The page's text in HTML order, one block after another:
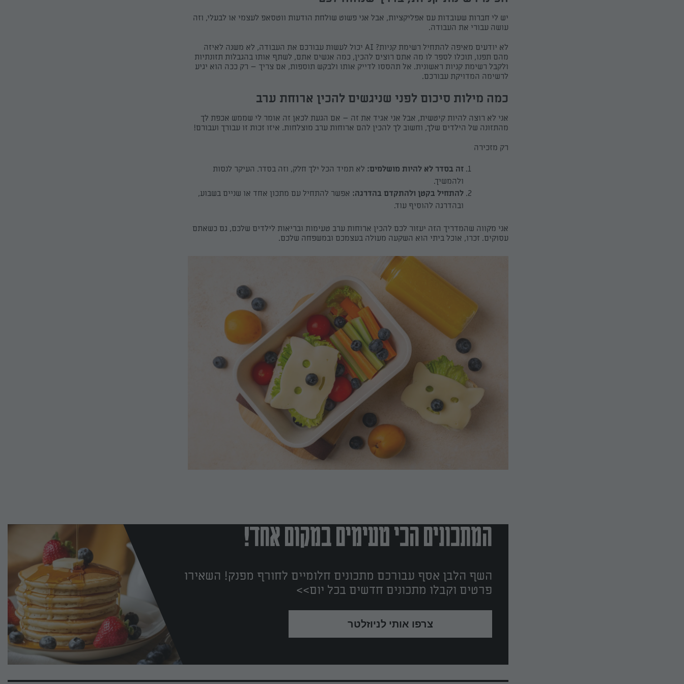
יש לי חברות שעובדות עם אפליקציות, אבל אני פשוט שולחת הודעות ווטסאפ לעצמי או לבעלי, וזה
עושה עבורי את העבודה.
לא יודעים מאיפה להתחיל רשימת קניות? AI יכול לעשות עבורכם את העבודה, לא משנה לאיזה
מהם תפנו, תוכלו לספר לו מה אתם רוצים להכין, כמה אנשים אתם, לשתף אותו בהגבלות תזונתיות
ולקבל רשימת קניות ראשונית. אל תהססו לדייק אותו ולבקש תוספות, אם צריך – רק ככה הוא יגיע
לרשימה המדויקת עבורכם.
כמה מילות סיכום לפני שניגשים להכין ארוחת ערב
אני לא רוצה להיות קיטשית, אבל אני אגיד את זה – אם הגעת לכאן זה אומר לי שממש אכפת לך
מהתזונה של הילדים שלך, וחשוב לך להכין להם ארוחות ערב מוצלחות. איזו זכות זו עבורך ועבורם!
רק מזכירה
זה בסדר לא להיות מושלמים: לא תמיד הכל ילך חלק, וזה בסדר. העיקר לנסות
ולהמשיך.
להתחיל בקטן ולהתקדם בהדרגה: אפשר להתחיל עם מתכון אחד או שניים בשבוע,
ובהדרגה להוסיף עוד.
אני מקווה שהמדריך הזה יעזור לכם להכין ארוחות ערב טעימות ובריאות לילדים שלכם, גם כשאתם
עסוקים. זכרו, אוכל ביתי הוא השקעה מעולה בעצמכם ובמשפחה שלכם.
המתכונים הכי טעימים במקום אחד!
השף הלבן אסף עבורכם מתכונים חלומיים לחורף מפנק! השאירו
פרטים וקבלו מתכונים חדשים בכל יום>>
צרפו אותי לניוזלטר